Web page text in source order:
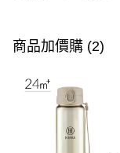
信用卡一次付款
Apple Pay
商品加價購 (2)